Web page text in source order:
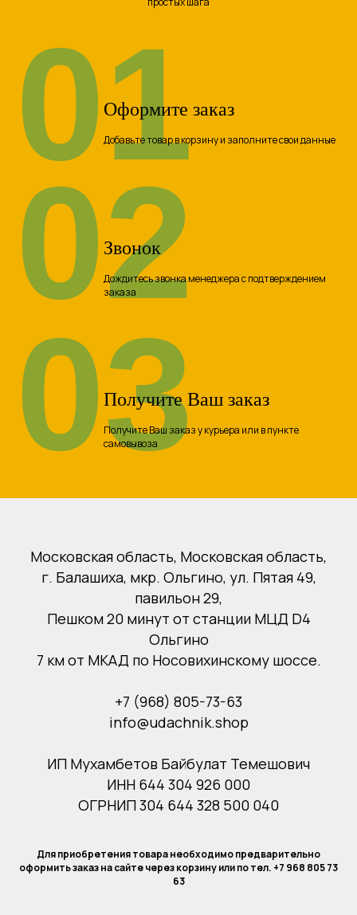
Оформите заказ
Добавьте товар в корзину и заполните свои данные
01
Звонок
Дождитесь звонка менеджера с подтверждением
заказа
02
Получите Ваш заказ
Получите Ваш заказ у курьера или в пункте
самовывоза
03
Московская область, Московская область,
г. Балашиха, мкр. Ольгино, ул. Пятая 49,
павильон 29,
Пешком 20 минут от станции МЦД D4
Ольгино
7 км от МКАД по Носовихинскому шоссе.
+7 (968) 805-73-63
info@udachnik.shop
ИП Мухамбетов Байбулат Темешович
ИНН 644 304 926 000
ОГРНИП 304 644 328 500 040
Для приобретения товара необходимо предварительно
оформить заказ на сайте через корзину или по тел. +7 968 805 73
63